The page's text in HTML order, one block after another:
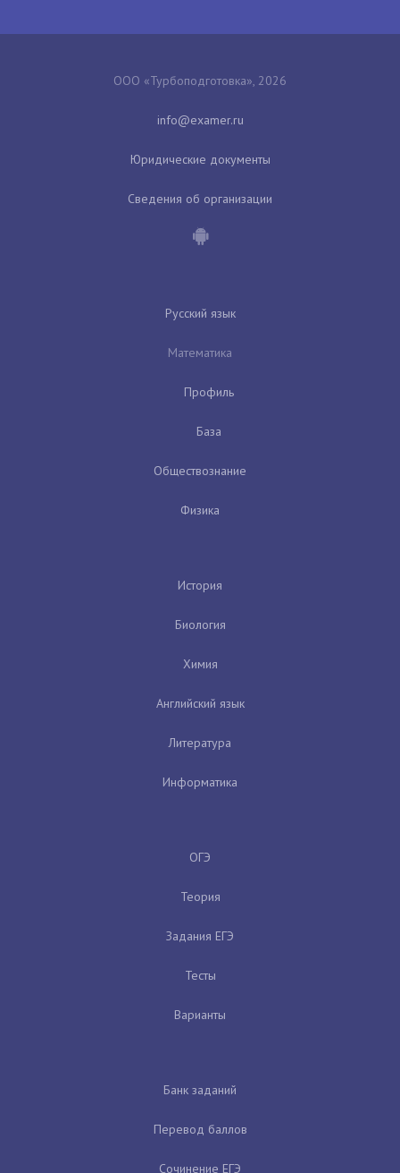
ООО «Турбоподготовка», 2026
Юридические документы
Сведения об организации
Русский язык
Математика
Профиль
База
Обществознание
Физика
История
Биология
Химия
Английский язык
Литература
Информатика
ОГЭ
Теория
Задания ЕГЭ
Тесты
Варианты
Банк заданий
Перевод баллов
Сочинение ЕГЭ